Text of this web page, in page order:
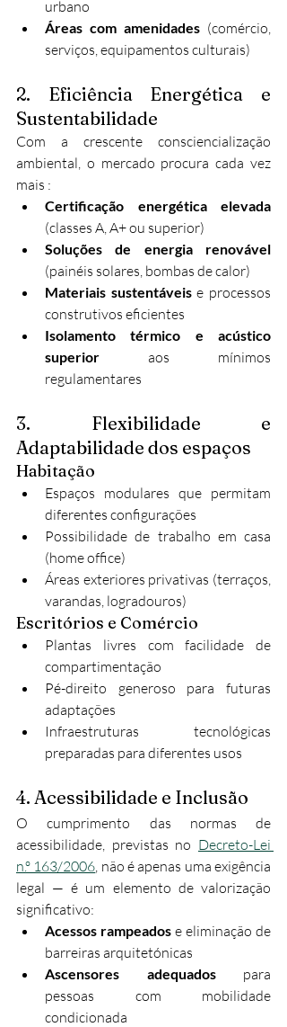
urbano
Áreas com amenidades (comércio,
serviços, equipamentos culturais)
2. Eficiência Energética e
Sustentabilidade
Com a crescente consciencialização
ambiental, o mercado procura cada vez
mais :​
Certificação energética elevada
(classes A, A+ ou superior)
Soluções de energia renovável
(painéis solares, bombas de calor)
Materiais sustentáveis e processos
construtivos eficientes
Isolamento térmico e acústico
superior aos mínimos
regulamentares
3. Flexibilidade e
Adaptabilidade dos espaços
Habitação
Espaços modulares que permitam
diferentes configurações
Possibilidade de trabalho em casa
(home office)
Áreas exteriores privativas (terraços,
varandas, logradouros)
Escritórios e Comércio
Plantas livres com facilidade de
compartimentação
Pé-direito generoso para futuras
adaptações
Infraestruturas tecnológicas
preparadas para diferentes usos
4. Acessibilidade e Inclusão
O cumprimento das normas de
acessibilidade, previstas no Decreto-Lei
n.º 163/2006 , não é apenas uma exigência
legal — é um elemento de valorização
significativo:
Acessos rampeados e eliminação de
barreiras arquitetónicas
Ascensores adequados para
pessoas com mobilidade
condicionada